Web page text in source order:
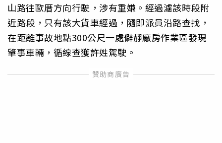
山路往歐厝方向行駛，涉有重嫌。經過濾該時段附
近路段，只有該大貨車經過，隨即派員沿路查找，
在距離事故地點300公尺一處僻靜廠房作業區發現
肇事車輛，循線查獲許姓駕駛。